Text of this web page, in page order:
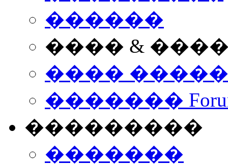
������
���� &
����
�������
���������
�������